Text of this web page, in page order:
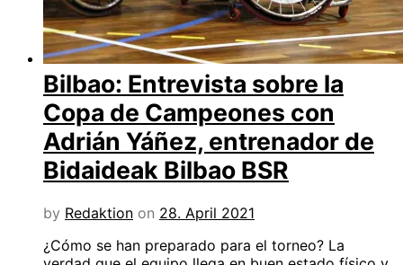
Bilbao: Entrevista sobre la
Copa de Campeones con
Adrián Yáñez, entrenador de
Bidaideak Bilbao BSR
by Redaktion on 28. April 2021
¿Cómo se han preparado para el torneo? La